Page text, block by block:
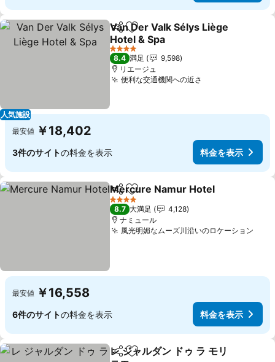
人気施設
シェアお気に入りに追加
Van Der Valk Sélys Liège
Hotel & Spa
料金を表示
4 ホテルのランク
8.4 満足
9,598
リエージュ
便利な交通機関への近さ
最安値 ￥18,402
3件のサイトの料金を表示 料金を表示
シェアお気に入りに追加
Mercure Namur Hotel
4 ホテルのランク
8.7 大満足
4,128
ナミュール
風光明媚なムーズ川沿いのロケーション
最安値 ￥16,558
6件のサイトの料金を表示 料金を表示
シェアお気に入りに追加
レ ジャルダン ドゥ ラ モリ